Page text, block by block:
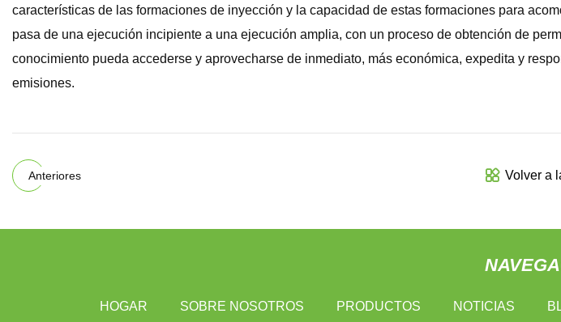
características de las formaciones de inyección y la capacidad de estas formaciones para
pasa de una ejecución incipiente a una ejecución amplia, con un proceso de obtención de
conocimiento pueda accederse y aprovecharse de inmediato, más económica, expedita y
emisiones.
Anteriores Volver a
HOGAR SOBRE NOSOTROS PRODUCTOS NOTICIAS